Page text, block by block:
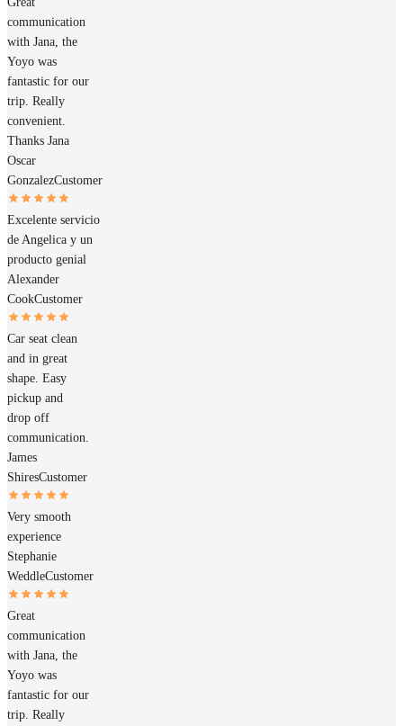
communication
with Jana, the
Yoyo was
fantastic for our
trip. Really
convenient.
Thanks Jana
Oscar
GonzalezCustomer
Excelente servicio
de Angelica y un
producto genial
Alexander
CookCustomer
Car seat clean
and in great
shape. Easy
pickup and
drop off
communication.
James
ShiresCustomer
Very smooth
experience
Stephanie
WeddleCustomer
Great
communication
with Jana, the
Yoyo was
fantastic for our
trip. Really